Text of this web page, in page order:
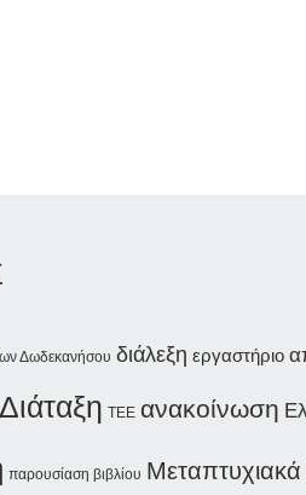
Δωδεκανήσου διάλεξη εργαστήριο
ΤΕΕ ανακοίνωση
παρουσίαση βιβλίου